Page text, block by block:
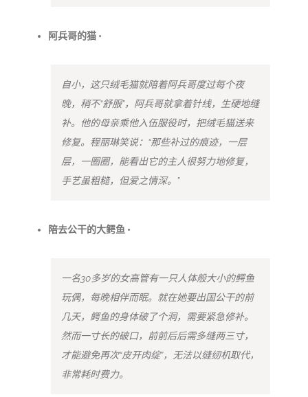
阿兵哥的猫 •
自小，这只绒毛猫就陪着阿兵哥度过每个夜
晚，稍不“舒服”，阿兵哥就拿着针线，生硬地缝
补。他的母亲乘他入伍服役时，把绒毛猫送来
修复。程丽琳笑说：“那些补过的痕迹，一层
层，一圈圈，能看出它的主人很努力地修复，
手艺虽粗糙，但爱之情深。”
陪去公干的大鳄鱼 •
一名30多岁的女高管有一只人体般大小的鳄鱼
玩偶，每晚相伴而眠。就在她要出国公干的前
几天，鳄鱼的身体破了个洞，需要紧急修补。
然而一寸长的破口，前前后后需多缝两三寸，
才能避免再次“皮开肉绽”，无法以缝纫机取代，
非常耗时费力。